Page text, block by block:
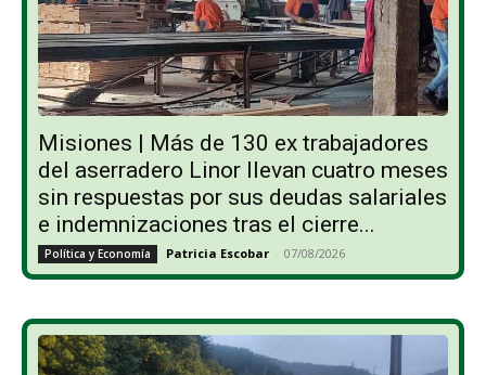
Misiones | Más de 130 ex trabajadores
del aserradero Linor llevan cuatro meses
sin respuestas por sus deudas salariales
e indemnizaciones tras el cierre...
Política y Economía Patricia Escobar - 07/08/2026